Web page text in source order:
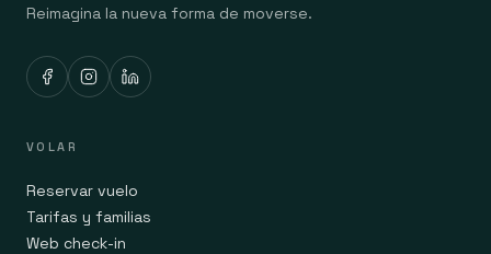
Reimagina la nueva forma de moverse.
VOLAR
Reservar vuelo
Tarifas y familias
Web check-in